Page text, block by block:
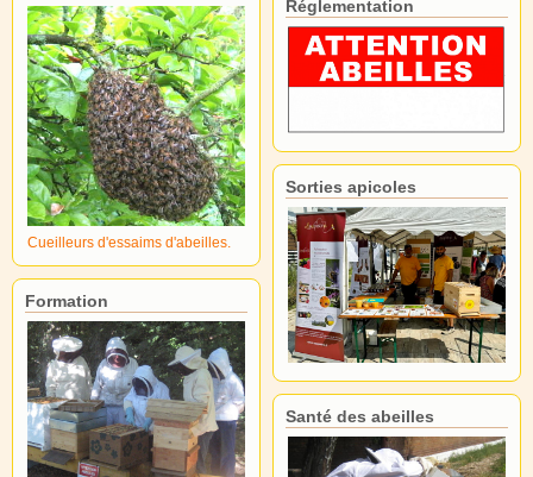
Cueilleurs d'essaims d'abeilles.
Formation
Réglementation
Sorties apicoles
Santé des abeilles